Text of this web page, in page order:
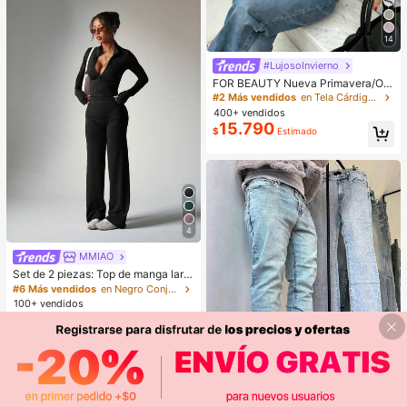
4
MMIAO
Set de 2 piezas: Top de manga larg
a con cierre de cremallera morado
+ Pantalones anchos de pierna anc
ha sueltos, conjunto de yoga y dep
#6 Más vendidos
en Negro Conjuntos deportivos para mujer
100+ vendidos
17.305
Último día
14
#LujosoInvierno
FOR BEAUTY Nueva Primavera/Oto
ño Mujer Top de Punto Corto con B
otones Delanteros, Cuello Redond
o, Manga Larga, Color Albaricoque
Vintage, Top de Otoño
#2 Más vendidos
en Tela Cárdigans de mujer
400+ vendidos
$15.790 Estimado